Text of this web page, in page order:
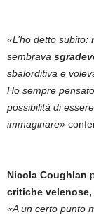
«L’ho detto subito:
sembrava
sbalorditiva e
Ho sempre
possibilità di
immaginare»
Nicola Coughlan
critiche velenose,
«A un certo punto